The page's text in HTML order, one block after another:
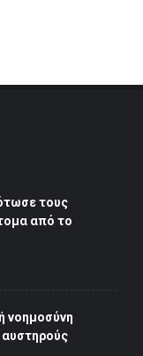
τους
από το
νοημοσύνη
αυστηρούς